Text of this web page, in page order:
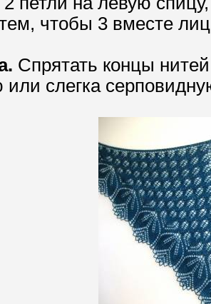
чтобы 3 вместе
Спрятать концы
или слегка